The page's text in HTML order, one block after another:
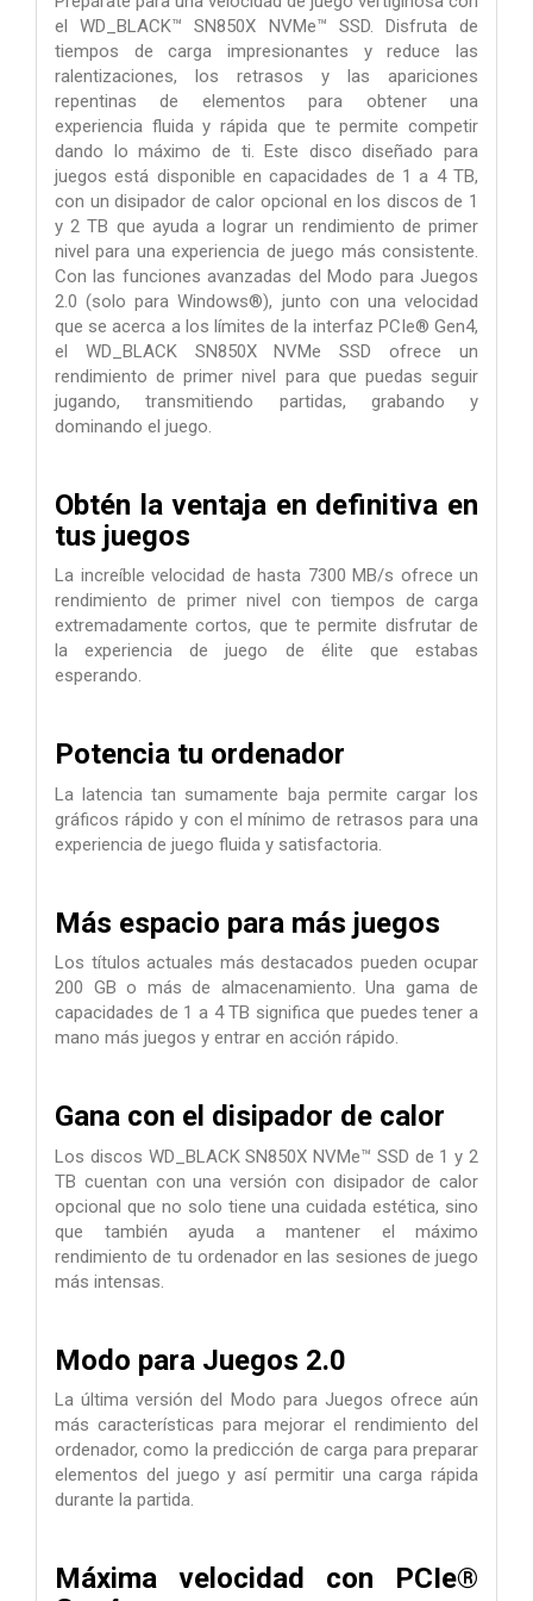
el WD_BLACK™ SN850X NVMe™ SSD. Disfruta de
tiempos de carga impresionantes y reduce las
ralentizaciones, los retrasos y las apariciones
repentinas de elementos para obtener una
experiencia fluida y rápida que te permite competir
dando lo máximo de ti. Este disco diseñado para
juegos está disponible en capacidades de 1 a 4 TB,
con un disipador de calor opcional en los discos de 1
y 2 TB que ayuda a lograr un rendimiento de primer
nivel para una experiencia de juego más consistente.
Con las funciones avanzadas del Modo para Juegos
2.0 (solo para Windows®), junto con una velocidad
que se acerca a los límites de la interfaz PCIe® Gen4,
el WD_BLACK SN850X NVMe SSD ofrece un
rendimiento de primer nivel para que puedas seguir
jugando, transmitiendo partidas, grabando y
dominando el juego.
Obtén la ventaja en definitiva en
tus juegos
La increíble velocidad de hasta 7300 MB/s ofrece un
rendimiento de primer nivel con tiempos de carga
extremadamente cortos, que te permite disfrutar de
la experiencia de juego de élite que estabas
esperando.
Potencia tu ordenador
La latencia tan sumamente baja permite cargar los
gráficos rápido y con el mínimo de retrasos para una
experiencia de juego fluida y satisfactoria.
Más espacio para más juegos
Los títulos actuales más destacados pueden ocupar
200 GB o más de almacenamiento. Una gama de
capacidades de 1 a 4 TB significa que puedes tener a
mano más juegos y entrar en acción rápido.
Gana con el disipador de calor
Los discos WD_BLACK SN850X NVMe™ SSD de 1 y 2
TB cuentan con una versión con disipador de calor
opcional que no solo tiene una cuidada estética, sino
que también ayuda a mantener el máximo
rendimiento de tu ordenador en las sesiones de juego
más intensas.
Modo para Juegos 2.0
La última versión del Modo para Juegos ofrece aún
más características para mejorar el rendimiento del
ordenador, como la predicción de carga para preparar
elementos del juego y así permitir una carga rápida
durante la partida.
Máxima velocidad con PCIe®